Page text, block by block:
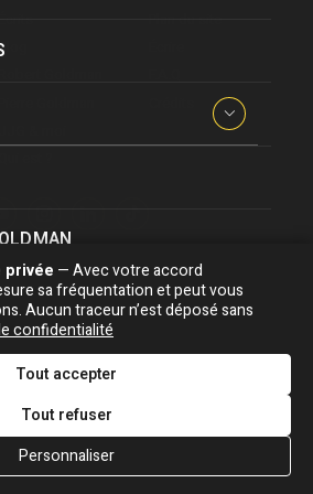
© Depuis 1997 - Tous droits réservés |
|Gestion des cookies|Dernière
à jour : 05/08/2026
DESIGNED &
BY
privée — Avec votre accord
sa fréquentation et peut vous
Aucun traceur n’est déposé sans
confidentialité
Tout accepter
Tout refuser
Personnaliser